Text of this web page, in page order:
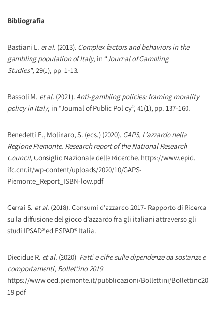
Bibliografia
Bastiani L. et al. (2013). Complex factors and behaviors in the
gambling population of Italy, in “Journal of Gambling
Studies”, 29(1), pp. 1-13.
Bassoli M. et al. (2021). Anti-gambling policies: framing morality
policy in Italy, in “Journal of Public Policy”, 41(1), pp. 137-160.
Benedetti E., Molinaro, S. (eds.) (2020). GAPS, L’azzardo nella
Regione Piemonte. Research report of the National Research
Council, Consiglio Nazionale delle Ricerche. https://www.epid.
ifc.cnr.it/wp-content/uploads/2020/10/GAPS-
Piemonte_Report_ISBN-low.pdf
Cerrai S. et al. (2018). Consumi d’azzardo 2017- Rapporto di Ricerca
sulla diffusione del gioco d’azzardo fra gli italiani attraverso gli
studi IPSAD® ed ESPAD® Italia.
Diecidue R. et al. (2020). Fatti e cifre sulle dipendenze da sostanze e
comportamenti, Bollettino 2019
https://www.oed.piemonte.it/pubblicazioni/Bollettini/Bollettino20
19.pdf